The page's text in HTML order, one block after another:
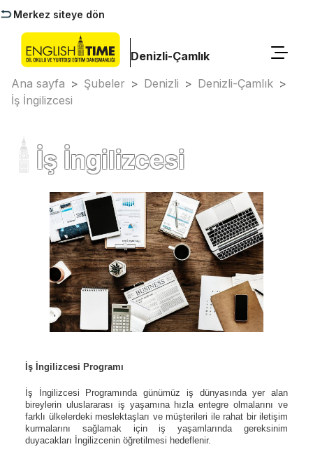
Merkez siteye dön
Denizli-Çamlık
Ana sayfa > Şubeler > Denizli > Denizli-Çamlık >
İş İngilizcesi
İş İngilizcesi
İş İngilizcesi Programı
İş İngilizcesi Programında günümüz iş dünyasında yer alan
bireylerin uluslararası iş yaşamına hızla entegre olmalarını ve
farklı ülkelerdeki meslektaşları ve müşterileri ile rahat bir iletişim
kurmalarını sağlamak için iş yaşamlarında gereksinim
duyacakları İngilizcenin öğretilmesi hedeflenir.